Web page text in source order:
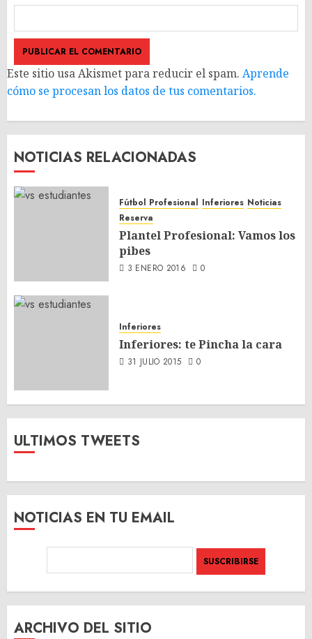
Este sitio usa Akismet para reducir el spam. Aprende
cómo se procesan los datos de tus comentarios.
NOTICIAS RELACIONADAS
Fútbol Profesional Inferiores Noticias
Reserva
Plantel Profesional: Vamos los
pibes
3 ENERO 2016 0
Inferiores
Inferiores: te Pincha la cara
31 JULIO 2015 0
ULTIMOS TWEETS
NOTICIAS EN TU EMAIL
ARCHIVO DEL SITIO